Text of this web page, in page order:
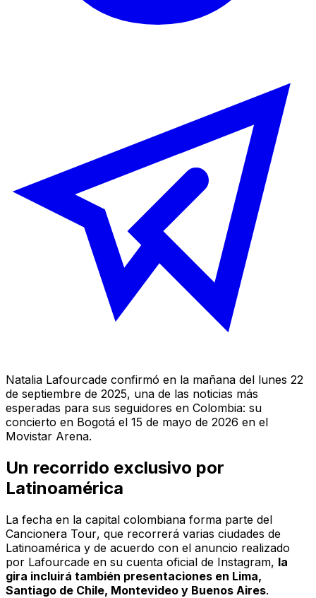
Natalia Lafourcade confirmó en la mañana del lunes 22
de septiembre de 2025, una de las noticias más
esperadas para sus seguidores en Colombia: su
concierto en Bogotá el 15 de mayo de 2026 en el
Movistar Arena.
Un recorrido exclusivo por
Latinoamérica
La fecha en la capital colombiana forma parte del
Cancionera Tour, que recorrerá varias ciudades de
Latinoamérica y de acuerdo con el anuncio realizado
por Lafourcade en su cuenta oficial de Instagram, la
gira incluirá también presentaciones en Lima,
Santiago de Chile, Montevideo y Buenos Aires.